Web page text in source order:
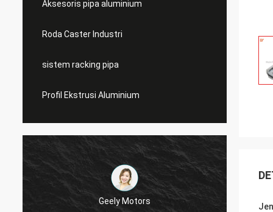
Aksesoris pipa aluminium
Roda Caster Industri
sistem racking pipa
Profil Ekstrusi Aluminium
Thinh-Vietnam